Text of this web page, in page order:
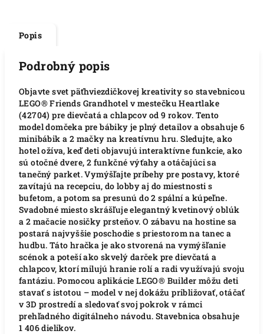
Popis
Podrobný popis
Objavte svet päťhviezdičkovej kreativity so stavebnicou
LEGO® Friends Grandhotel v mestečku Heartlake
(42704) pre dievčatá a chlapcov od 9 rokov. Tento
model domčeka pre bábiky je plný detailov a obsahuje 6
minibábik a 2 mačky na kreatívnu hru. Sledujte, ako
hotel ožíva, keď deti objavujú interaktívne funkcie, ako
sú otočné dvere, 2 funkčné výťahy a otáčajúci sa
tanečný parket. Vymýšľajte príbehy pre postavy, ktoré
zavítajú na recepciu, do lobby aj do miestnosti s
bufetom, a potom sa presunú do 2 spální a kúpeľne.
Svadobné miesto skrášľuje elegantný kvetinový oblúk
a 2 mačacie nosičky prsteňov. O zábavu na hostine sa
postará najvyššie poschodie s priestorom na tanec a
hudbu. Táto hračka je ako stvorená na vymýšľanie
scénok a poteší ako skvelý darček pre dievčatá a
chlapcov, ktorí milujú hranie rolí a radi využívajú svoju
fantáziu. Pomocou aplikácie LEGO® Builder môžu deti
stavať s istotou – model v nej dokážu približovať, otáčať
v 3D prostredí a sledovať svoj pokrok v rámci
prehľadného digitálneho návodu. Stavebnica obsahuje
1 406 dielikov.